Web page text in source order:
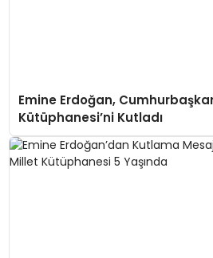
Emine Erdoğan,
Kütüphanesi’ni Kutladı